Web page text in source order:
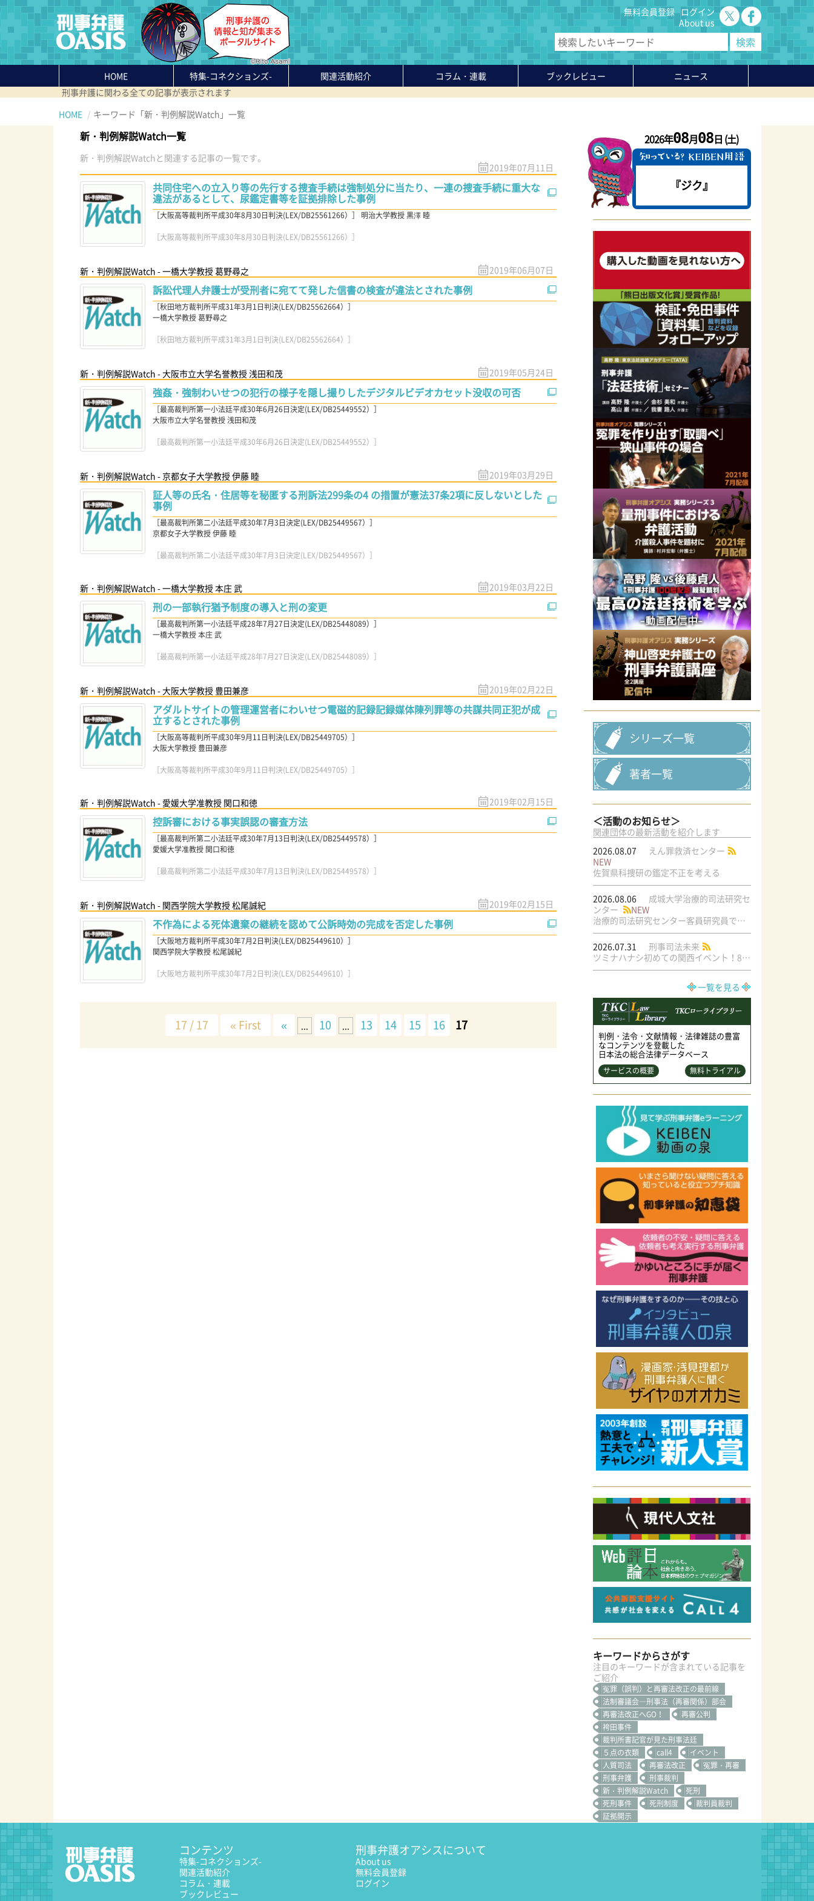
無料会員登録 ログイン
About us
HOME 特集-コネクションズ- 関連活動紹介 コラム・連載 ブックレビュー
ニュース
刑事弁護に関わる全ての記事が表示されます
HOME
キーワード「新・判例解説Watch」一覧
新・判例解説Watch一覧
新・判例解説Watchと関連する記事の一覧です。
2019年07月11日
共同住宅への立入り等の先行する捜査手続は強制処分に当たり、一連の捜査手続に重大な
違法があるとして、尿鑑定書等を証拠排除した事例
［大阪高等裁判所平成30年8月30日判決(LEX/DB25561266）］ 明治大学教授 黒澤 睦
［大阪高等裁判所平成30年8月30日判決(LEX/DB25561266）］
新・判例解説Watch - 一橋大学教授 葛野尋之 2019年06月07日
訴訟代理人弁護士が受刑者に宛てて発した信書の検査が違法とされた事例
［秋田地方裁判所平成31年3月1日判決(LEX/DB25562664）］
一橋大学教授 葛野尋之
［秋田地方裁判所平成31年3月1日判決(LEX/DB25562664）］
新・判例解説Watch - 大阪市立大学名誉教授 浅田和茂 2019年05月24日
強姦・強制わいせつの犯行の様子を隠し撮りしたデジタルビデオカセット没収の可否
［最高裁判所第一小法廷平成30年6月26日決定(LEX/DB25449552）］
大阪市立大学名誉教授 浅田和茂
［最高裁判所第一小法廷平成30年6月26日決定(LEX/DB25449552）］
新・判例解説Watch - 京都女子大学教授 伊藤 睦 2019年03月29日
証人等の氏名・住居等を秘匿する刑訴法299条の4 の措置が憲法37条2項に反しないとした
事例
［最高裁判所第二小法廷平成30年7月3日決定(LEX/DB25449567）］
京都女子大学教授 伊藤 睦
［最高裁判所第二小法廷平成30年7月3日決定(LEX/DB25449567）］
新・判例解説Watch - 一橋大学教授 本庄 武 2019年03月22日
刑の一部執行猶予制度の導入と刑の変更
［最高裁判所第一小法廷平成28年7月27日決定(LEX/DB25448089）］
一橋大学教授 本庄 武
［最高裁判所第一小法廷平成28年7月27日決定(LEX/DB25448089）］
新・判例解説Watch - 大阪大学教授 豊田兼彦 2019年02月22日
アダルトサイトの管理運営者にわいせつ電磁的記録記録媒体陳列罪等の共謀共同正犯が成
立するとされた事例
［大阪高等裁判所平成30年9月11日判決(LEX/DB25449705）］
大阪大学教授 豊田兼彦
［大阪高等裁判所平成30年9月11日判決(LEX/DB25449705）］
新・判例解説Watch - 愛媛大学准教授 関口和徳 2019年02月15日
控訴審における事実誤認の審査方法
［最高裁判所第二小法廷平成30年7月13日判決(LEX/DB25449578）］
愛媛大学准教授 関口和徳
［最高裁判所第二小法廷平成30年7月13日判決(LEX/DB25449578）］
新・判例解説Watch - 関西学院大学教授 松尾誠紀 2019年02月15日
不作為による死体遺棄の継続を認めて公訴時効の完成を否定した事例
［大阪地方裁判所平成30年7月2日判決(LEX/DB25449610）］
関西学院大学教授 松尾誠紀
［大阪地方裁判所平成30年7月2日判決(LEX/DB25449610）］
17 / 17 « First « ... 10 ... 13 14 15 16 17
2026年08月08日 (土)
『ジク』
シリーズ一覧
著者一覧
＜活動のお知らせ＞
関連団体の最新活動を紹介します
2026.08.07
えん罪救済センター
NEW
佐賀県科捜研の鑑定不正を考える
2026.08.06
成城大学治療的司法研究セ
ンター
NEW
治療的司法研究センター客員研究員で元・弁護士の菅原直美氏の論文が公刊されました
2026.07.31
刑事司法未来
ツミナハナシ初めての関西イベント！8/17（月）＠梅田ラテラル
一覧を見る
判例・法令・文献情報・法律雑誌の豊富
なコンテンツを登載した
日本法の総合法律データベース
サービスの概要 無料トライアル
キーワードからさがす
注目のキーワードが含まれている記事を
ご紹介
冤罪（誤判）と再審法改正の最前線
法制審議会―刑事法（再審関係）部会
再審法改正へGO！
再審公判
袴田事件
裁判所書記官が見た刑事法廷
５点の衣類
call4
イベント
人質司法
再審法改正
冤罪・再審
刑事弁護
刑事裁判
新・判例解説Watch
死刑
死刑事件
死刑制度
裁判員裁判
証拠開示
コンテンツ
特集-コネクションズ-
関連活動紹介
コラム・連載
ブックレビュー
刑事弁護オアシスについて
About us
無料会員登録
ログイン